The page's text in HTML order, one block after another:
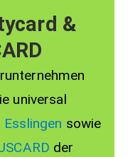
&
universal
sowie
der